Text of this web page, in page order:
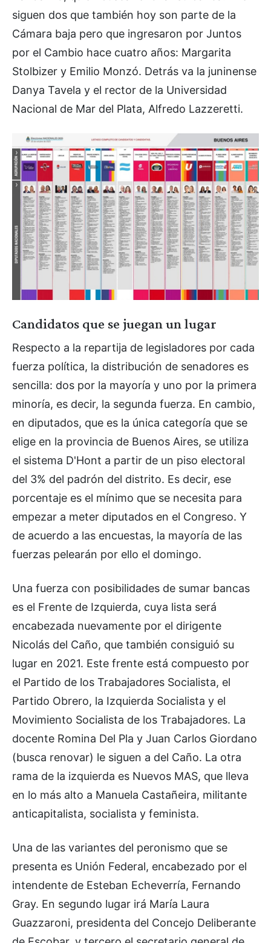
siguen dos que también hoy son parte de la
Cámara baja pero que ingresaron por Juntos
por el Cambio hace cuatro años: Margarita
Stolbizer y Emilio Monzó. Detrás va la juninense
Danya Tavela y el rector de la Universidad
Nacional de Mar del Plata, Alfredo Lazzeretti.
Candidatos que se juegan un lugar
Respecto a la repartija de legisladores por cada
fuerza política, la distribución de senadores es
sencilla: dos por la mayoría y uno por la primera
minoría, es decir, la segunda fuerza. En cambio,
en diputados, que es la única categoría que se
elige en la provincia de Buenos Aires, se utiliza
el sistema D'Hont a partir de un piso electoral
del 3% del padrón del distrito. Es decir, ese
porcentaje es el mínimo que se necesita para
empezar a meter diputados en el Congreso. Y
de acuerdo a las encuestas, la mayoría de las
fuerzas pelearán por ello el domingo.
Una fuerza con posibilidades de sumar bancas
es el Frente de Izquierda, cuya lista será
encabezada nuevamente por el dirigente
Nicolás del Caño, que también consiguió su
lugar en 2021. Este frente está compuesto por
el Partido de los Trabajadores Socialista, el
Partido Obrero, la Izquierda Socialista y el
Movimiento Socialista de los Trabajadores. La
docente Romina Del Pla y Juan Carlos Giordano
(busca renovar) le siguen a del Caño. La otra
rama de la izquierda es Nuevos MAS, que lleva
en lo más alto a Manuela Castañeira, militante
anticapitalista, socialista y feminista.
Una de las variantes del peronismo que se
presenta es Unión Federal, encabezado por el
intendente de Esteban Echeverría, Fernando
Gray. En segundo lugar irá María Laura
Guazzaroni, presidenta del Concejo Deliberante